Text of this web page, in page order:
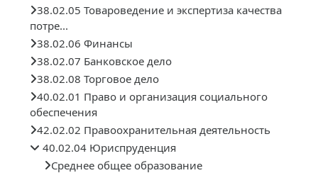
38.02.05 Товароведение и экспертиза качества
потре...
38.02.06 Финансы
38.02.07 Банковское дело
38.02.08 Торговое дело
40.02.01 Право и организация социального
обеспечения
42.02.02 Правоохранительная деятельность
40.02.04 Юриспруденция
Среднее общее образование